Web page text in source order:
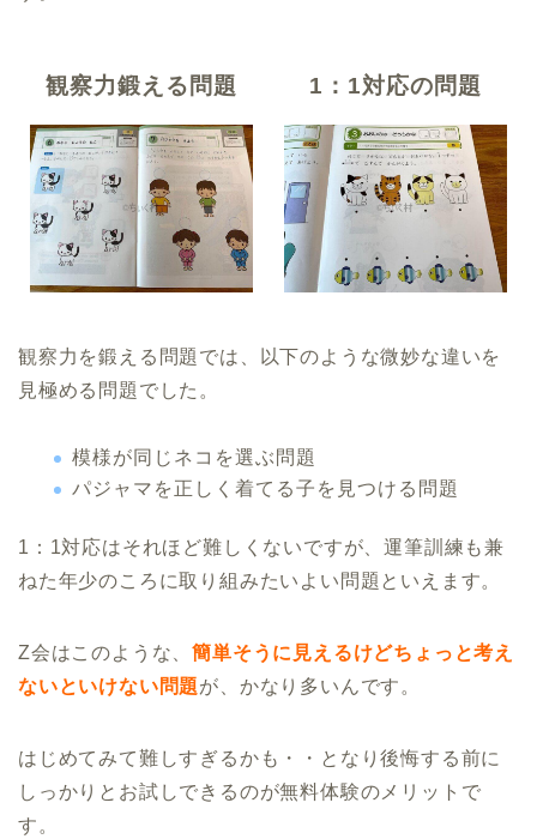
観察力鍛える問題 1：1対応の問題
観察力を鍛える問題では、以下のような微妙な違いを
見極める問題でした。
模様が同じネコを選ぶ問題
パジャマを正しく着てる子を見つける問題
1：1対応はそれほど難しくないですが、運筆訓練も兼
ねた年少のころに取り組みたいよい問題といえます。
Z会はこのような、簡単そうに見えるけどちょっと考え
ないといけない問題が、かなり多いんです。
はじめてみて難しすぎるかも・・となり後悔する前に
しっかりとお試しできるのが無料体験のメリットで
す。